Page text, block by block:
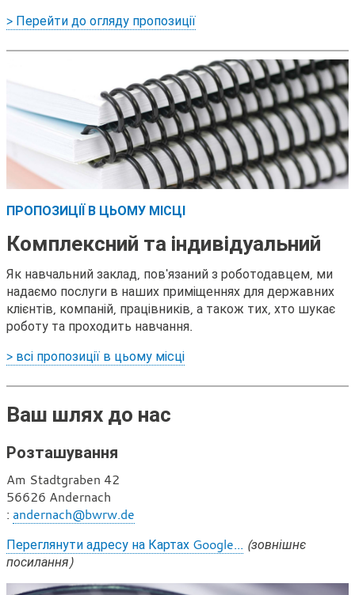
> Перейти до огляду пропозиції
ПРОПОЗИЦІЇ В ЦЬОМУ МІСЦІ
Комплексний та індивідуальний
Як навчальний заклад, пов'язаний з роботодавцем, ми
надаємо послуги в наших приміщеннях для державних
клієнтів, компаній, працівників, а також тих, хто шукає
роботу та проходить навчання.
> всі пропозиції в цьому місці
Ваш шлях до нас
Розташування
Am Stadtgraben 42
56626 Andernach
Е
е
к
т
: andernach@bwrw.de
Переглянути адресу на Картах Google... (зовнішнє
посилання)